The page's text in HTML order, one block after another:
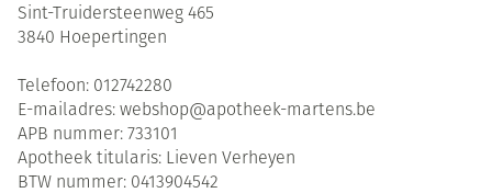
Sint-Truidersteenweg 465
3840 Hoepertingen
Telefoon: 012742280
E-mailadres: webshop@apotheek-martens.be
APB nummer: 733101
Apotheek titularis: Lieven Verheyen
BTW nummer: 0413904542